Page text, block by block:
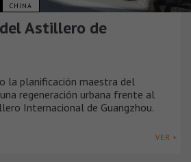
CHINA
Astillero de
la planificación maestra del
regeneración urbana frente al
Internacional de Guangzhou.
VER +